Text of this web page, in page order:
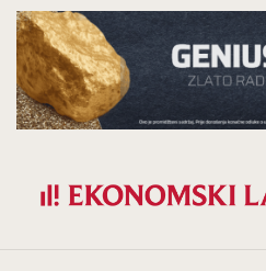
Prijeđi
na
sadržaj